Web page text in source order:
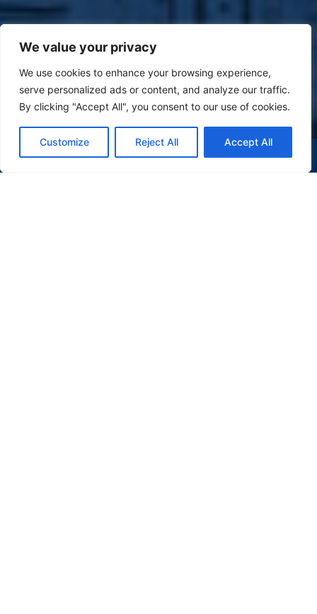
We value your privacy
We use cookies to enhance your browsing experience,
serve personalized ads or content, and analyze our traffic.
By clicking "Accept All", you consent to our use of cookies.
Customize Reject All Accept All
(47) 9 9977-7630